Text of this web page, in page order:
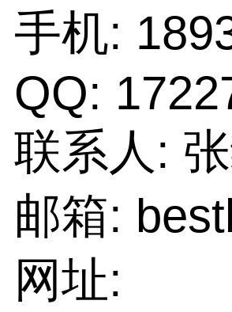
手机:
QQ:
联系人:
邮箱:
网址: